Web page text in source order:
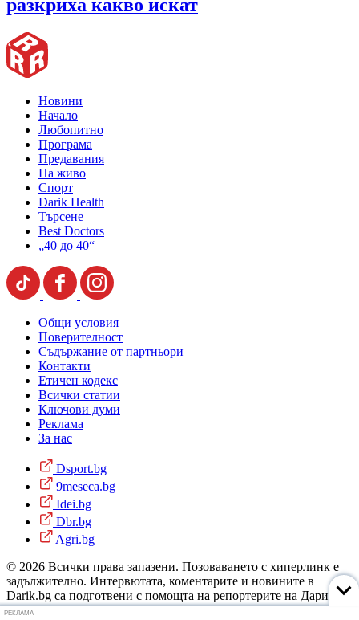
разкриха какво искат
Новини
Начало
Любопитно
Програма
Предавания
На живо
Спорт
Darik Health
Търсене
Best Doctors
„40 до 40“
Общи условия
Поверителност
Съдържание от партньори
Контакти
Етичен кодекс
Всички статии
Ключови думи
Реклама
За нас
Dsport.bg
9meseca.bg
Idei.bg
Dbr.bg
Agri.bg
© 2026 Всички права запазени. Позоваването с хиперлинк е
задължително. Интервютата, коментарите и новините в
Darik.bg са подготвени с помощта на репортерите на Дарик
Радио и новинарските емисии на радиото. Снимки: Дарик
РЕКЛАМА